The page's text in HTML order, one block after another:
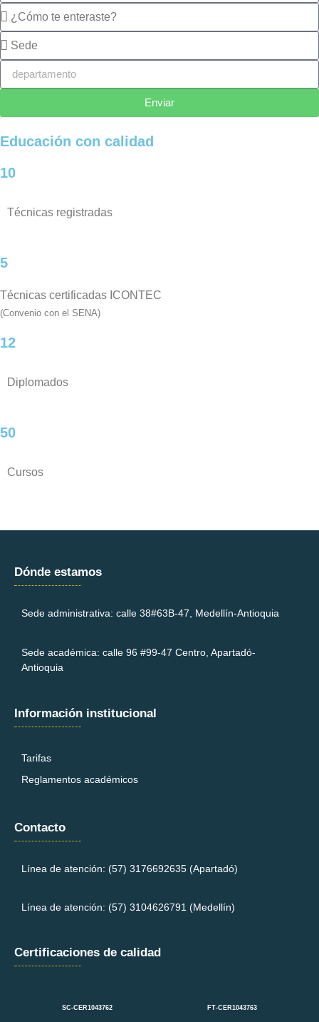
Enviar
Educación con calidad
10
Técnicas registradas
5
Técnicas certificadas ICONTEC
(Convenio con el SENA)
12
Diplomados
50
Cursos
Dónde estamos
Sede administrativa: calle 38#63B-47, Medellín-Antioquia
Sede académica: calle 96 #99-47 Centro, Apartadó-
Antioquia
Información institucional
Tarifas
Reglamentos académicos
Contacto
Línea de atención: (57) 3176692635 (Apartadó)
Línea de atención: (57) 3104626791 (Medellín)
Certificaciones de calidad
SC-CER1043762 FT-CER1043763